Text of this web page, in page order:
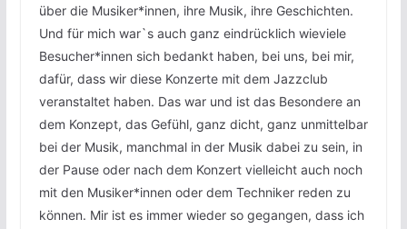
über die Musiker*innen, ihre Musik, ihre Geschichten.
Und für mich war`s auch ganz eindrücklich wieviele
Besucher*innen sich bedankt haben, bei uns, bei mir,
dafür, dass wir diese Konzerte mit dem Jazzclub
veranstaltet haben. Das war und ist das Besondere an
dem Konzept, das Gefühl, ganz dicht, ganz unmittelbar
bei der Musik, manchmal in der Musik dabei zu sein, in
der Pause oder nach dem Konzert vielleicht auch noch
mit den Musiker*innen oder dem Techniker reden zu
können. Mir ist es immer wieder so gegangen, dass ich